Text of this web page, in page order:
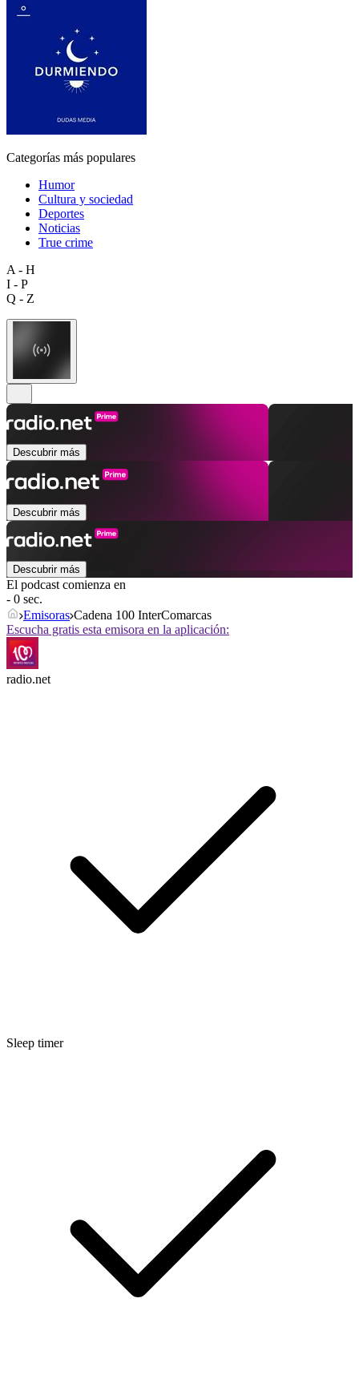
Categorías más populares
Humor
Cultura y sociedad
Deportes
Noticias
True crime
A - H
I - P
Q - Z
Descubrir más
Descubrir más
Descubrir más
El podcast comienza en
- 0 sec.
Emisoras Cadena 100 InterComarcas
Escucha gratis esta emisora en la aplicación:
radio.net
Sleep timer